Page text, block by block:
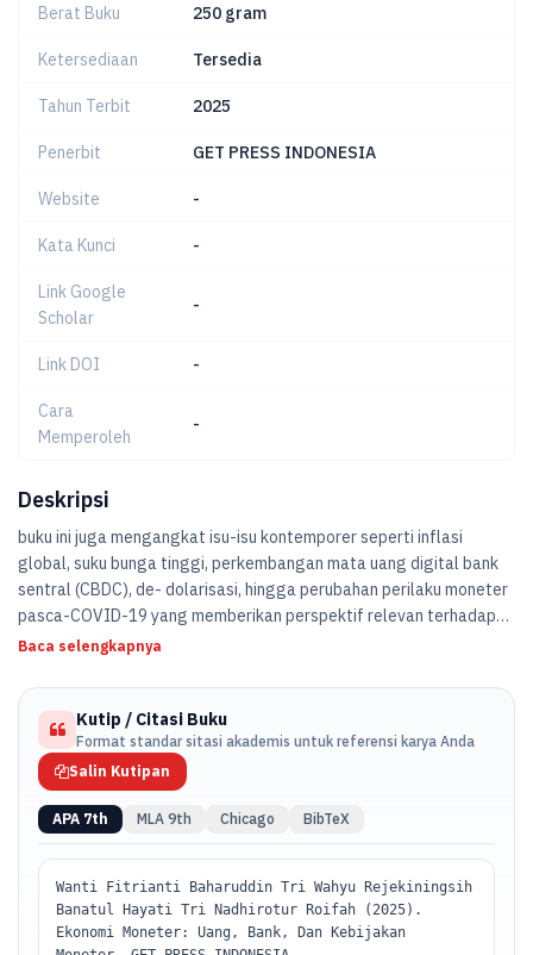
Berat Buku 250 gram
Ketersediaan Tersedia
Tahun Terbit 2025
Penerbit GET PRESS INDONESIA
Website -
Kata Kunci -
Link Google
Scholar
-
Link DOI -
Cara
Memperoleh
-
Deskripsi
buku ini juga mengangkat isu-isu kontemporer seperti inflasi
global, suku bunga tinggi, perkembangan mata uang digital bank
sentral (CBDC), de- dolarisasi, hingga perubahan perilaku moneter
pasca-COVID-19 yang memberikan perspektif relevan terhadap
dinamika ekonomi global.
Baca selengkapnya
Kutip / Citasi Buku
Format standar sitasi akademis untuk referensi karya Anda
Salin Kutipan
APA 7th MLA 9th Chicago BibTeX
Wanti Fitrianti Baharuddin Tri Wahyu Rejekiningsih
Banatul Hayati Tri Nadhirotur Roifah (2025).
Ekonomi Moneter: Uang, Bank, Dan Kebijakan